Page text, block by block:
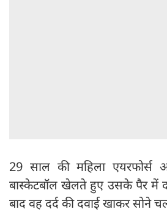
29 साल की महिला एयरफोर्स
बास्केटबॉल खेलते हुए उसके पैर में
बाद वह दर्द की दवाई खाकर सोने